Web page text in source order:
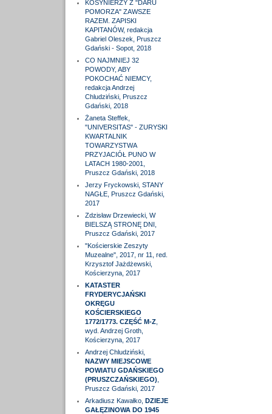
KOSYNIERZY Z "DARU
POMORZA" ZAWSZE
RAZEM. ZAPISKI
KAPITANÓW, redakcja
Gabriel Oleszek, Pruszcz
Gdański - Sopot, 2018
CO NAJMNIEJ 32
POWODY, ABY
POKOCHAĆ NIEMCY,
redakcja Andrzej
Chludziński, Pruszcz
Gdański, 2018
Żaneta Steffek,
"UNIVERSITAS" - ZURYSKI
KWARTALNIK
TOWARZYSTWA
PRZYJACIÓŁ PUNO W
LATACH 1980-2001,
Pruszcz Gdański, 2018
Jerzy Fryckowski, STANY
NAGŁE, Pruszcz Gdański,
2017
Zdzisław Drzewiecki, W
BIELSZĄ STRONĘ DNI,
Pruszcz Gdański, 2017
"Kościerskie Zeszyty
Muzealne", 2017, nr 11, red.
Krzysztof Jażdżewski,
Kościerzyna, 2017
KATASTER
FRYDERYCJAŃSKI
OKRĘGU
KOŚCIERSKIEGO
1772/1773. CZĘŚĆ M-Z,
wyd. Andrzej Groth,
Kościerzyna, 2017
Andrzej Chludziński,
NAZWY MIEJSCOWE
POWIATU GDAŃSKIEGO
(PRUSZCZAŃSKIEGO)
Pruszcz Gdański, 2017
Arkadiusz Kawałko, DZIEJE
GAŁĘZINOWA DO 1945